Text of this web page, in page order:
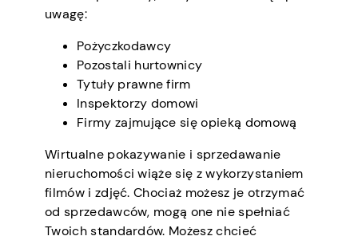
uwagę:
Pożyczkodawcy
Pozostali hurtownicy
Tytuły prawne firm
Inspektorzy domowi
Firmy zajmujące się opieką domową
Wirtualne pokazywanie i sprzedawanie
nieruchomości wiąże się z wykorzystaniem
filmów i zdjęć. Chociaż możesz je otrzymać
od sprzedawców, mogą one nie spełniać
Twoich standardów. Możesz chcieć